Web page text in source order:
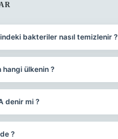
bakteriler nasıl temizlenir ?
hangi ülkenin ?
denir mi ?
?